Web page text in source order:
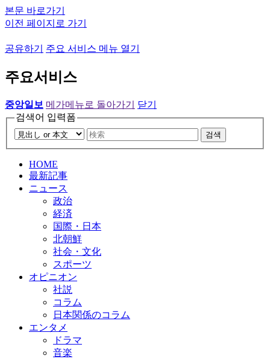
본문 바로가기
이전 페이지로 가기
공유하기 주요 서비스 메뉴 열기
주요서비스
중앙일보 메가메뉴로 돌아가기
닫기
검색어 입력폼
검색
HOME
最新記事
ニュース
政治
経済
国際・日本
北朝鮮
社会・文化
スポーツ
オピニオン
社説
コラム
日本関係のコラム
エンタメ
ドラマ
音楽